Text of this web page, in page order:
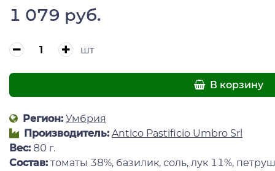
1 079 руб.
шт
В корзину
Регион: Умбрия
Производитель: Antico Pastificio Umbro Srl
Вес: 80 г.
Состав: томаты 38%, базилик, соль, лук 11%,